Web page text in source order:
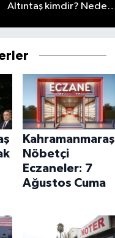
Altıntaş kimdir? Neden
Kahramanmaraş
Nöbetçi
Eczaneler: 7
Ağustos Cuma